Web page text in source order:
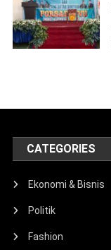
CATEGORIES
Ekonomi & Bisnis
Politik
Fashion